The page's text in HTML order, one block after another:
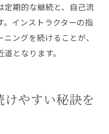
定期的な継続と、自己流
インストラクターの指
ングを続けることが、
となります。
やすい秘訣を